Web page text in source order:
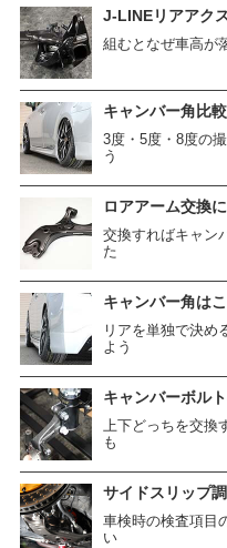
J-LINEリアアク
組むとなぜ車高が
キャンバー角比
3度・5度・8度の
う
ロアアーム交換
交換すればキャ
た
キャンバー角は
リアを単独で決め
よう
キャンバーボル
上下どっちを交換
も
サイドスリップ
車検時の検査項目
い